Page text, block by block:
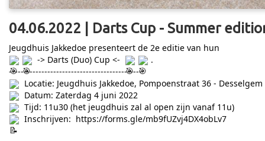
04.06.2022 | Darts Cup - Summer
Jeugdhuis Jakkedoe presenteert de 2e editie van hun
-> Darts (Duo) Cup <-
.
---------------------------------------------
Locatie: Jeugdhuis Jakkedoe, Pompoenstraat 36 - Desselgem
Datum: Zaterdag 4 juni 2022
Tijd: 11u30 (het jeugdhuis zal al open zijn vanaf 11u)
Inschrijven: https://forms.gle/mb9fUZvj4DX4obLv7